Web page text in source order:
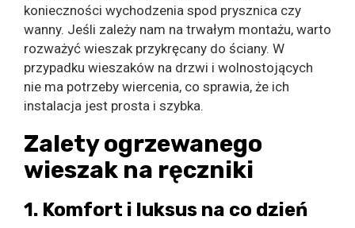
konieczności wychodzenia spod prysznica czy
wanny. Jeśli zależy nam na trwałym montażu, warto
rozważyć wieszak przykręcany do ściany. W
przypadku wieszaków na drzwi i wolnostojących
nie ma potrzeby wiercenia, co sprawia, że ich
instalacja jest prosta i szybka.
Zalety ogrzewanego
wieszak na ręczniki
1. Komfort i luksus na co dzień